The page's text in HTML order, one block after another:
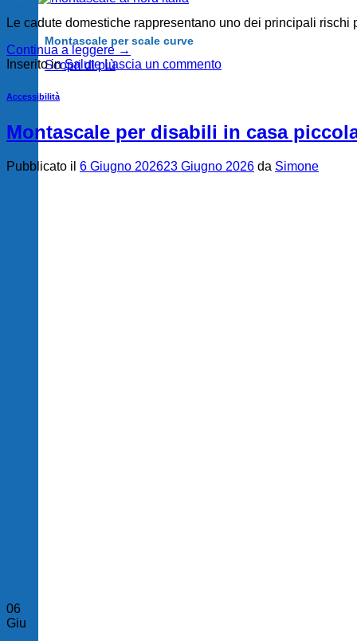
Montascale per scale curve
Scopri di più
Le cadute domestiche rappresentano uno dei principali
Continua a leggere →
Inserito inSalute Lascia un commento
Accessibilità
Montascale per disabili in casa
Pubblicato il 6 Giugno 202623 Giugno 2026 da Simone
06
Giu